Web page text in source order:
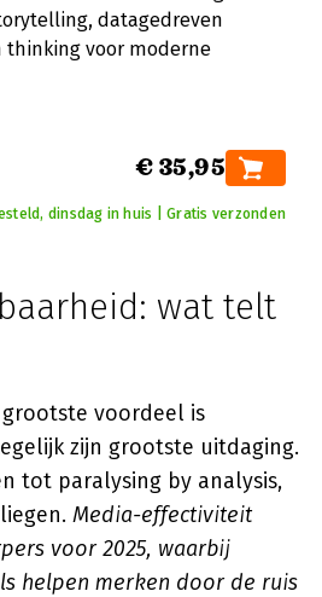
datagedreven
thinking voor moderne
€ 35,95
dinsdag in huis | Gratis verzonden
wat telt
voordeel is
zijn grootste uitdaging.
tot paralysing by analysis,
Media-effectiviteit
voor 2025, waarbij
helpen merken door de ruis